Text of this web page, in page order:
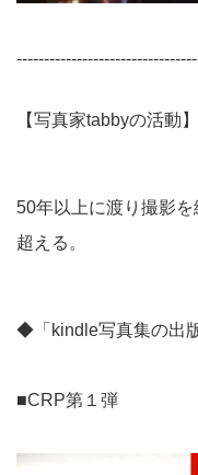
【写真家tabbyの活動】
50年以上に渡り撮影
超える。
◆「kindle写真集の出版
■CRP第１弾